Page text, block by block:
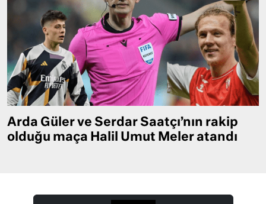
Arda Güler ve Serdar Saatçı’nın rakip
olduğu maça Halil Umut Meler atandı